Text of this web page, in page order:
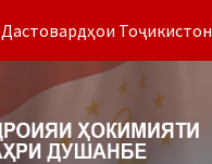
Дастовардҳои Тоҷикистон